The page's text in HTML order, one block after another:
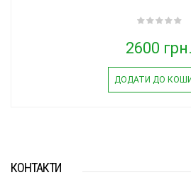
2600 грн.
ДОДАТИ ДО
КОНТАКТИ